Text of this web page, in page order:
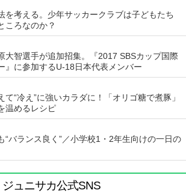
を考える。少年サッカークラブは子どもたち
ころなのか？
大智選手が追加招集。『2017 SBSカップ国際
』に参加するU-18日本代表メンバー
て“冷え”に強いカラダに！「オリゴ糖で煮豚」
温めるレシピ
“バランス良く”／小学校1・2年生向けの一日の
ジュニサカ公式SNS